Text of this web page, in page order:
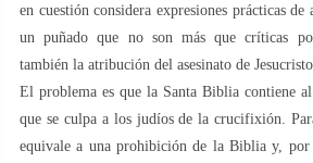
en cuestión considera expresiones prácticas de
un puñado que no son más que críticas
también la atribución del asesinato de
El problema es que la Santa Biblia contiene
que se culpa a los judíos de la crucifixión.
equivale a una prohibición de la Biblia y, por